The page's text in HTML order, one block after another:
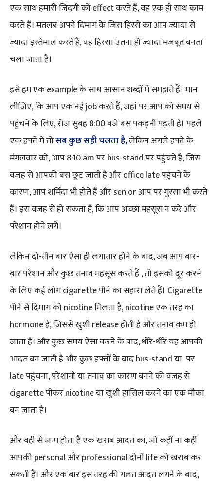
एक साथ हमारी जिंदगी को effect करते हैं, वह एक ही साथ काम
करते हैं। मतलब अपने दिमाग के जिस हिस्से का आप ज्यादा से
ज्यादा इस्तेमाल करते हैं, वह हिस्सा उतना ही ज्यादा मजबूत बनता
चला जाता है।
इसे हम एक example के साथ आसान शब्दों में समझते हैं। मान
लीजिए, कि आप एक नई job करते हैं, जहां पर आप को समय से
पहुंचने के लिए, रोज सुबह 8:00 बजे बस पकड़नी पड़ती है। पहले
एक हफ्ते में तोसब कुछ सही चलता है,लेकिन अगले हफ्ते के
मंगलवार को, आप 8:10 am पर bus-stand पर पहुंचते हैं, जिस
वजह से आपकी बस छूट जाती है और office late पहुंचने के
कारण, आप शर्मिंदा भी होते हैं और senior आप पर गुस्सा भी करते
हैं। इस वजह से हो सकता है, कि आप अच्छा महसूस न करें और
परेशान होने लगें।
लेकिन दो-तीन बार ऐसा ही लगातार होने के बाद, जब आप बार-
बार परेशान और कुछ तनाव महसूस करते हैं , तो इसको दूर करने
के लिए कई लोग cigarette पीने का सहारा लेते हैं। Cigarette
पीने से दिमाग को nicotine मिलता है, nicotine एक तरह का
hormone है, जिससे खुशी release होती है और तनाव कम हो
जाता है। और कुछ समय ऐसा करने के बाद, धीरे-धीरे यह आपकी
आदत बन जाती है और कुछ हफ्तों के बाद bus-stand या पर
late पहुंचना, परेशानी या तनाव का कारण बनने की वजह से
cigarette पीकर nicotine या खुशी हासिल करने का एक मौका
बन जाता है।
और वही से जन्म होता है एक खराब आदत का, जो कहीं ना कहीं
आपकी personal और professional दोनों life को खराब कर
सकती है। और एक बार इस तरह की गलत आदत लगने के बाद,